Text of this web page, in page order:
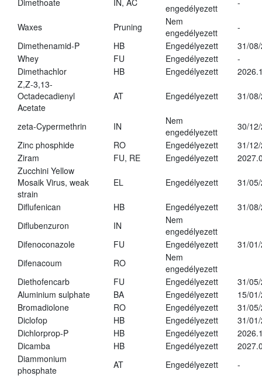
Dimethoate IN, AC
engedélyezett
-
Waxes Pruning
Nem
engedélyezett
-
Dimethenamid-P
HB Engedélyezett
31/
Whey
FU Engedélyezett
-
Dimethachlor
HB Engedélyezett
Z,Z-3,13-
Octadecadienyl
Acetate
AT Engedélyezett 31/
zeta-Cypermethrin IN
Nem
engedélyezett
30/
Zinc phosphide
RO Engedélyezett
31/
Ziram
FU, RE Engedélyezett
Zucchini Yellow
Mosaik Virus, weak
strain
EL Engedélyezett 31/
Diflufenican HB Engedélyezett
31/
Diflubenzuron
IN
Nem
engedélyezett
Difenoconazole
FU Engedélyezett
31/
Difenacoum
RO
Nem
engedélyezett
Diethofencarb
FU Engedélyezett
31/
Aluminium sulphate
BA Engedélyezett
15/
Bromadiolone
RO Engedélyezett
31/
Diclofop
HB Engedélyezett
31/
Dichlorprop-P
HB Engedélyezett
Dicamba
HB Engedélyezett
Diammonium
phosphate
AT Engedélyezett -